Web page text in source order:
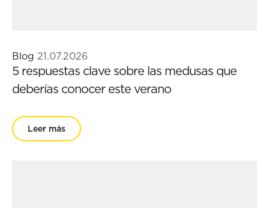
Blog 21.07.2026
5 respuestas clave sobre las medusas que
deberías conocer este verano
Leer más